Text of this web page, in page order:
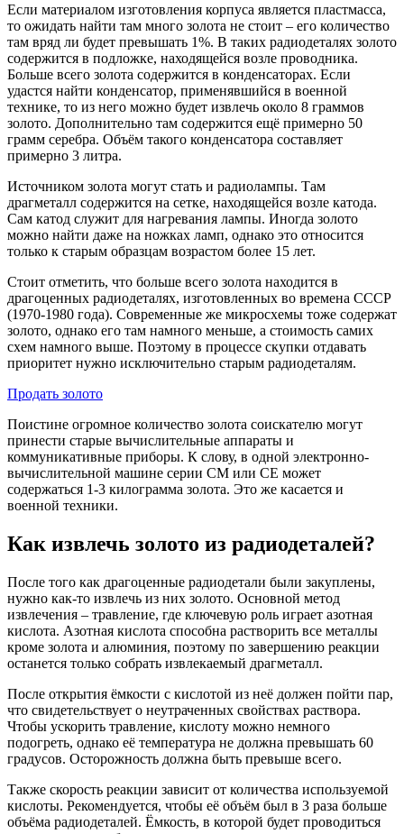
Если материалом изготовления корпуса является пластмасса,
то ожидать найти там много золота не стоит – его количество
там вряд ли будет превышать 1%. В таких радиодеталях золото
содержится в подложке, находящейся возле проводника.
Больше всего золота содержится в конденсаторах. Если
удастся найти конденсатор, применявшийся в военной
технике, то из него можно будет извлечь около 8 граммов
золото. Дополнительно там содержится ещё примерно 50
грамм серебра. Объём такого конденсатора составляет
примерно 3 литра.
Источником золота могут стать и радиолампы. Там
драгметалл содержится на сетке, находящейся возле катода.
Сам катод служит для нагревания лампы. Иногда золото
можно найти даже на ножках ламп, однако это относится
только к старым образцам возрастом более 15 лет.
Стоит отметить, что больше всего золота находится в
драгоценных радиодеталях, изготовленных во времена СССР
(1970-1980 года). Современные же микросхемы тоже содержат
золото, однако его там намного меньше, а стоимость самих
схем намного выше. Поэтому в процессе скупки отдавать
приоритет нужно исключительно старым радиодеталям.
Продать золото
Поистине огромное количество золота соискателю могут
принести старые вычислительные аппараты и
коммуникативные приборы. К слову, в одной электронно-
вычислительной машине серии СМ или СЕ может
содержаться 1-3 килограмма золота. Это же касается и
военной техники.
Как извлечь золото из радиодеталей?
После того как драгоценные радиодетали были закуплены,
нужно как-то извлечь из них золото. Основной метод
извлечения – травление, где ключевую роль играет азотная
кислота. Азотная кислота способна растворить все металлы
кроме золота и алюминия, поэтому по завершению реакции
останется только собрать извлекаемый драгметалл.
После открытия ёмкости с кислотой из неё должен пойти пар,
что свидетельствует о неутраченных свойствах раствора.
Чтобы ускорить травление, кислоту можно немного
подогреть, однако её температура не должна превышать 60
градусов. Осторожность должна быть превыше всего.
Также скорость реакции зависит от количества используемой
кислоты. Рекомендуется, чтобы её объём был в 3 раза больше
объёма радиодеталей. Ёмкость, в которой будет проводиться